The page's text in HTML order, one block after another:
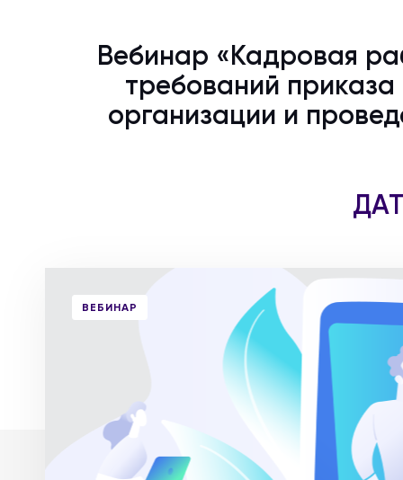
Вебинар «Кадровая
требований приказа
организации и
ВЕБИНАР